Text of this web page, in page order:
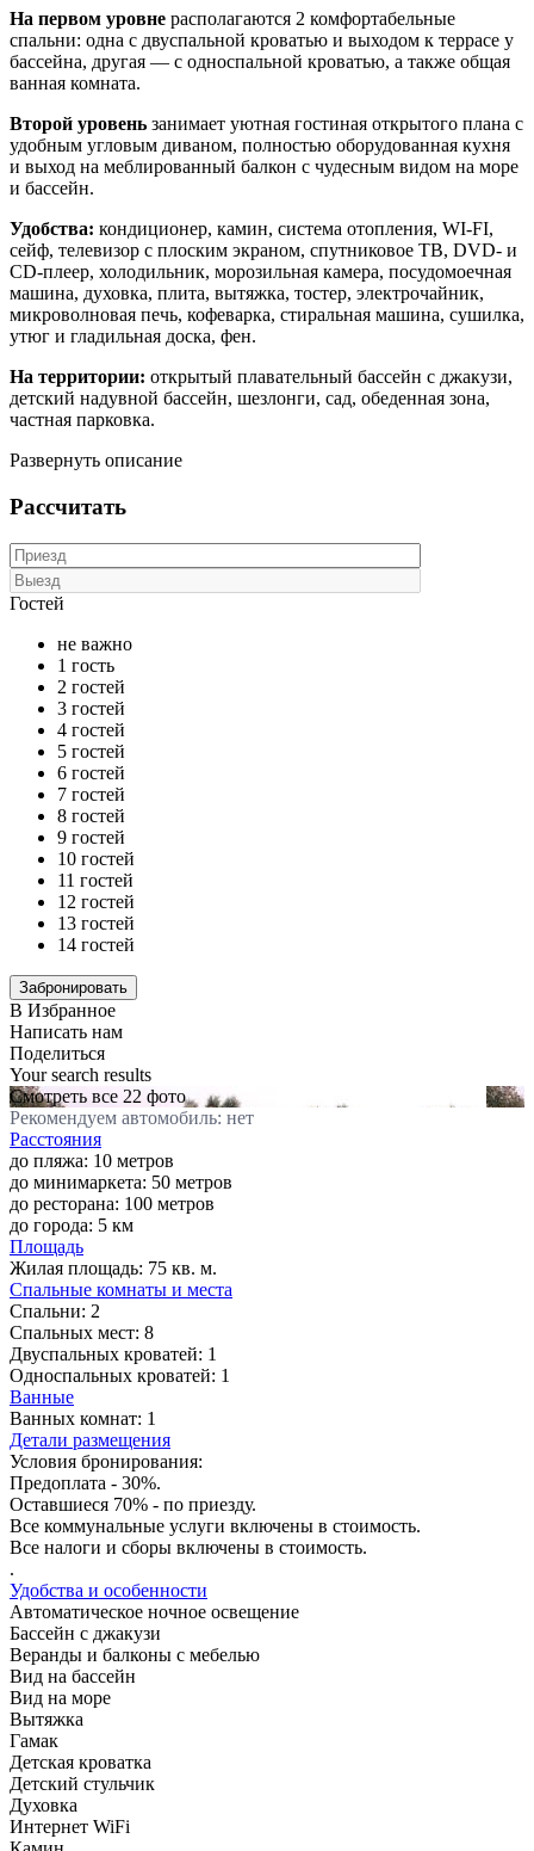
На первом уровне располагаются 2 комфортабельные
спальни: одна с двуспальной кроватью и выходом к террасе у
бассейна, другая — с односпальной кроватью, а также общая
ванная комната.
Второй уровень занимает уютная гостиная открытого плана с
удобным угловым диваном, полностью оборудованная кухня
и выход на меблированный балкон с чудесным видом на море
и бассейн.
Удобства: кондиционер, камин, система отопления, WI-FI,
сейф, телевизор с плоским экраном, спутниковое ТВ, DVD- и
CD-плеер, холодильник, морозильная камера, посудомоечная
машина, духовка, плита, вытяжка, тостер, электрочайник,
микроволновая печь, кофеварка, стиральная машина, сушилка,
утюг и гладильная доска, фен.
На территории: открытый плавательный бассейн с джакузи,
детский надувной бассейн, шезлонги, сад, обеденная зона,
частная парковка.
Развернуть описание
Рассчитать
Гостей
не важно
1 гость
2 гостей
3 гостей
4 гостей
5 гостей
6 гостей
7 гостей
8 гостей
9 гостей
10 гостей
11 гостей
12 гостей
13 гостей
14 гостей
В Избранное
Написать нам
Поделиться
Your search results
Смотреть все 22 фото
Рекомендуем автомобиль: нет
Расстояния
до пляжа: 10 метров
до минимаркета: 50 метров
до ресторана: 100 метров
до города: 5 км
Площадь
Жилая площадь: 75 кв. м.
Спальные комнаты и места
Спальни: 2
Спальных мест: 8
Двуспальных кроватей: 1
Односпальных кроватей: 1
Ванные
Ванных комнат: 1
Детали размещения
Условия бронирования:
Предоплата - 30%.
Оставшиеся 70% - по приезду.
Все коммунальные услуги включены в стоимость.
Все налоги и сборы включены в стоимость.
.
Удобства и особенности
Автоматическое ночное освещение
Бассейн с джакузи
Веранды и балконы с мебелью
Вид на бассейн
Вид на море
Вытяжка
Гамак
Детская кроватка
Детский стульчик
Духовка
Интернет WiFi